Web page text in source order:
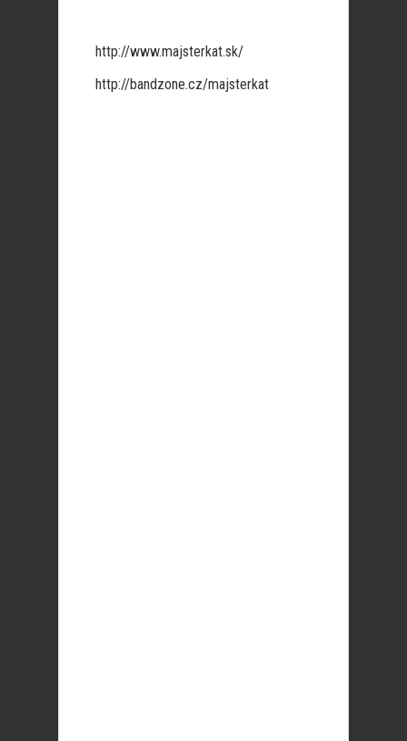
http://www.majsterkat.sk/
http://bandzone.cz/majsterkat